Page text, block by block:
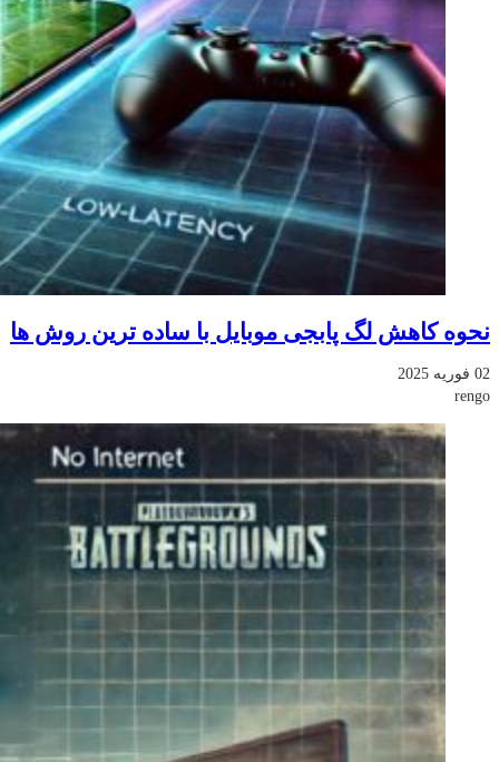
نحوه کاهش لگ پابجی موبایل با ساده ترین روش ها
02 فوریه 2025
rengo